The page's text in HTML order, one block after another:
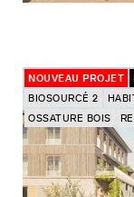
NOUVEAU PROJET
BIOSOURCÉ 2
OSSATURE BOIS